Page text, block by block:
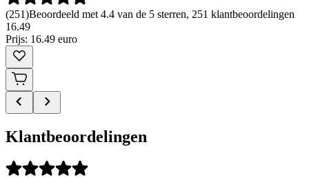
(251)Beoordeeld met 4.4 van de 5 sterren, 251 klantbeoordelingen
16.49
Prijs: 16.49 euro
Klantbeoordelingen